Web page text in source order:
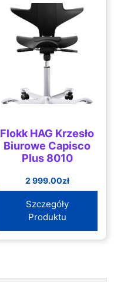
Flokk HAG Krzesło
Biurowe Capisco
Plus 8010
2 999.00zł
Szczegóły
Produktu